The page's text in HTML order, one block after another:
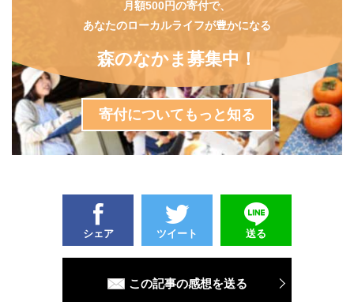
月額500円の寄付で、
あなたのローカルライフが豊かになる
森のなかま募集中！
寄付についてもっと知る
シェア ツイート 送る
この記事の感想を送る